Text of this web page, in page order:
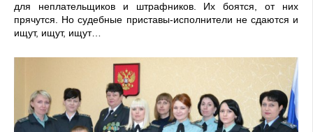
для неплательщиков и штрафников. Их боятся, от них
прячутся. Но судебные приставы-исполнители не сдаются и
ищут, ищут, ищут…